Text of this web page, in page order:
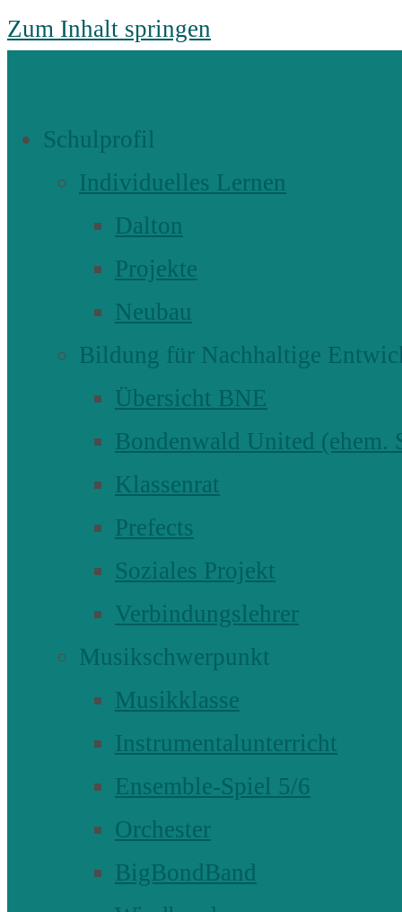
Zum Inhalt springen
Schulprofil
Individuelles Lernen
Dalton
Projekte
Neubau
Bildung für Nachhaltige
Übersicht BNE
Bondenwald United (ehem.
Klassenrat
Prefects
Soziales Projekt
Verbindungslehrer
Musikschwerpunkt
Musikklasse
Instrumentalunterricht
Ensemble-Spiel 5/6
Orchester
BigBondBand